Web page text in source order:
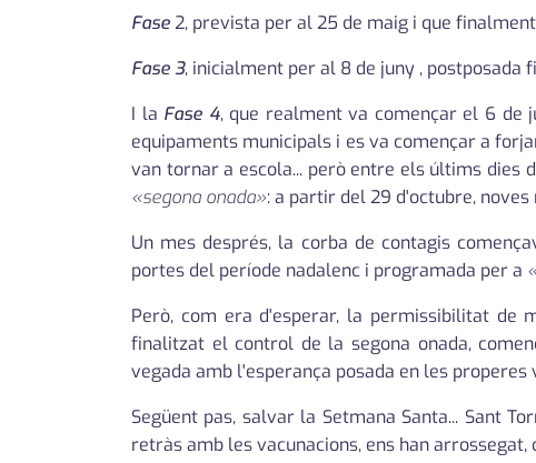
Fase2, prevista per al 25 de maig i que
Fase 3, inicialment per al 8 de juny , postposada
I la Fase 4, que realment va començar el 6 de
equipaments municipals i es va començar a
van tornar a escola... però entre els últims dies
«segona onada»: a partir del 29 d'octubre,
Un mes després, la corba de contagis
portes del període nadalenc i programada per a
Però, com era d'esperar, la permissibilitat de
finalitzat el control de la segona onada,
vegada amb l'esperança posada en les
Següent pas, salvar la Setmana Santa... Sant
retràs amb les vacunacions, ens han